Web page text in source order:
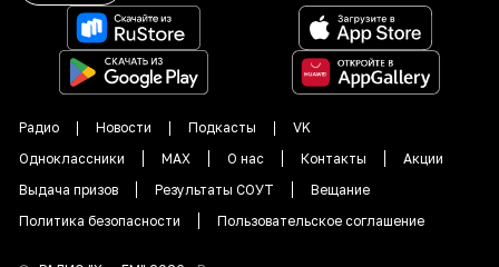
Радио Новости Подкасты
VK
Одноклассники
MAX О нас Контакты
Акции
Выдача призов
Результаты СОУТ
Вещание
Политика безопасности
Пользовательское соглашение